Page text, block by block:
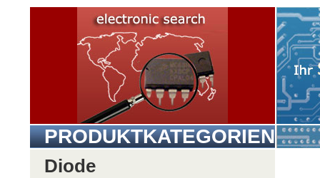
PRODUKTKATEGORIEN
Diode